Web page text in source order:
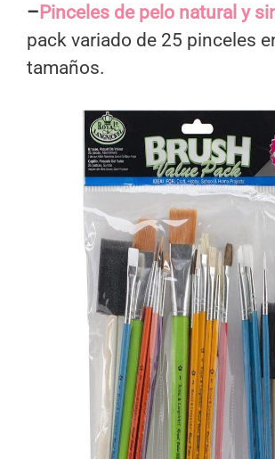
– Pinceles de pelo natural y
pack variado de 25 pinceles
tamaños.